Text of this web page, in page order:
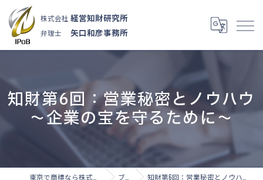
株式会社 経営知財研究所
弁理士 矢口和彦事務所
知財第6回：営業秘密とノウハウ
～企業の宝を守るために～
ブログ 知財第6回：営業秘密とノウハウ～企業の宝を守るために～